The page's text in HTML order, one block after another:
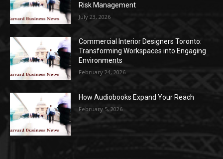
Risk Management
July 23, 2026
Commercial Interior Designers Toronto:
Transforming Workspaces into Engaging
Environments
February 24, 2026
How Audiobooks Expand Your Reach
February 5, 2026